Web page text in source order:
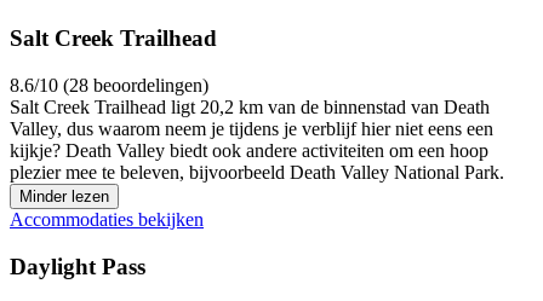
Salt Creek Trailhead
8.6/10 (28 beoordelingen)
Salt Creek Trailhead ligt 20,2 km van de binnenstad van Death
Valley, dus waarom neem je tijdens je verblijf hier niet eens een
kijkje? Death Valley biedt ook andere activiteiten om een hoop
plezier mee te beleven, bijvoorbeeld Death Valley National Park.
Minder lezen
Accommodaties bekijken
Daylight Pass